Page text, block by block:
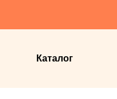
Каталог